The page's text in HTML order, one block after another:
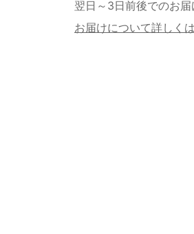
翌日～3日前後でのお
お届けについて詳しく